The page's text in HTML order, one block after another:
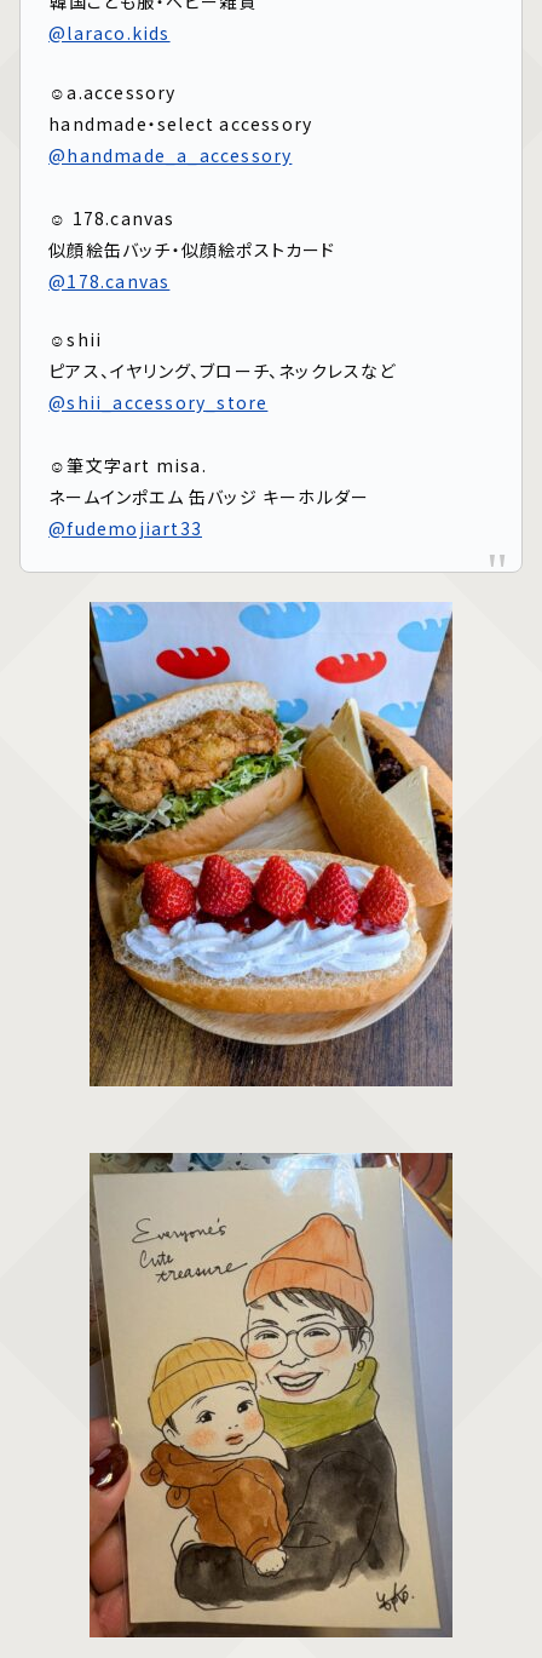
@laraco.kids
☺︎a.accessory
handmade・select accessory
@handmade_a_accessory
☺︎ 178.canvas
似顔絵缶バッチ・似顔絵ポストカード
@178.canvas
☺︎shii
ピアス、イヤリング、ブローチ、ネックレスなど
@shii_accessory_store
☺︎筆文字art misa.
ネームインポエム 缶バッジ キーホルダー
@fudemojiart33